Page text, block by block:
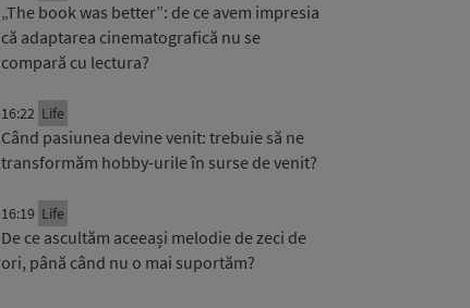
„The book was better”: de ce avem impresia
că adaptarea cinematografică nu se
compară cu lectura?
16:22 Life
Când pasiunea devine venit: trebuie să ne
transformăm hobby-urile în surse de venit?
16:19 Life
De ce ascultăm aceeași melodie de zeci de
ori, până când nu o mai suportăm?